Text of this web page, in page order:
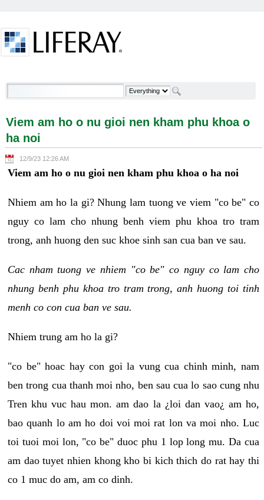
Viem am ho o nu gioi nen kham phu khoa o ha noi -
Viem am ho o nu gioi nen kham phu khoa o
ha noi
12/9/23 12:26 AM
Viem am ho o nu gioi nen kham phu khoa o ha noi
Nhiem am ho la gi? Nhung lam tuong ve viem "co be" co
nguy co lam cho nhung benh viem phu khoa tro tram
trong, anh huong den suc khoe sinh san cua ban ve sau.
Cac nham tuong ve nhiem "co be" co nguy co lam cho
nhung benh phu khoa tro tram trong, anh huong toi tinh
menh co con cua ban ve sau.
Nhiem trung am ho la gi?
"co be" hoac hay con goi la vung cua chinh minh, nam
ben trong cua thanh moi nho, ben sau cua lo sao cung nhu
Tren khu vuc hau mon. am dao la ¿loi dan vao¿ am ho,
bao quanh lo am ho doi voi moi rat lon va moi nho. Luc
toi tuoi moi lon, "co be" duoc phu 1 lop long mu. Da cua
am dao tuyet nhien khong kho bi kich thich do rat hay thi
co 1 muc do am, am co dinh.